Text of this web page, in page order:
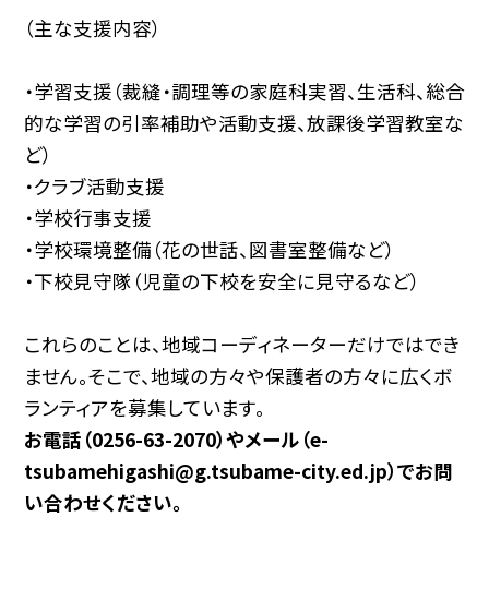
（主な支援内容）
・学習支援（裁縫・調理等の家庭科実習、生活科、総合
的な学習の引率補助や活動支援、放課後学習教室な
ど）
・クラブ活動支援
・学校行事支援
・学校環境整備（花の世話、図書室整備など）
・下校見守隊（児童の下校を安全に見守るなど）
これらのことは、地域コーディネーターだけではでき
ません。そこで、地域の方々や保護者の方々に広くボ
ランティアを募集しています。
お電話（0256-63-2070）やメール（e-
tsubamehigashi@g.tsubame-city.ed.jp）でお問
い合わせください。